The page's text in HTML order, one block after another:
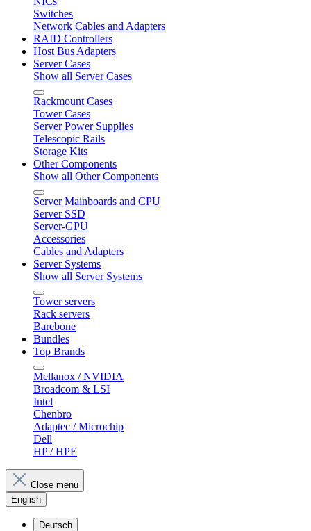
Switches
Network Cables and Adapters
RAID Controllers
Host Bus Adapters
Server Cases
Show all Server Cases
Rackmount Cases
Tower Cases
Server Power Supplies
Telescopic Rails
Storage Kits
Other Components
Show all Other Components
Server Mainboards and CPU
Server SSD
Server-GPU
Accessories
Cables and Adapters
Server Systems
Show all Server Systems
Tower servers
Rack servers
Barebone
Bundles
Top Brands
Mellanox / NVIDIA
Broadcom & LSI
Intel
Chenbro
Adaptec / Microchip
Dell
HP / HPE
Close menu
English
Deutsch